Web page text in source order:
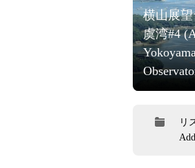
横山展
虞湾#4
Yokoyama
リ